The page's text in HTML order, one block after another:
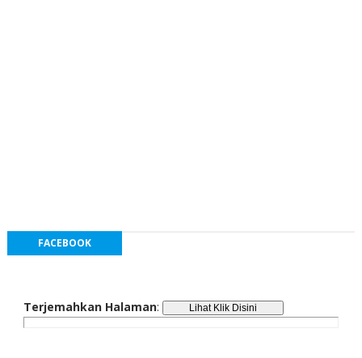
FACEBOOK
Terjemahkan Halaman: